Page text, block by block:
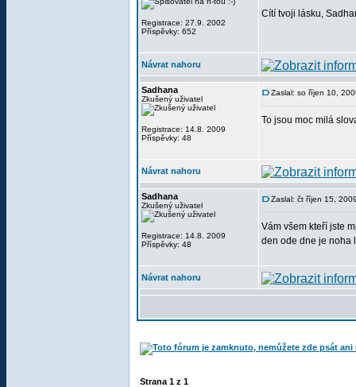
Registrace: 27.9. 2002
Příspěvky: 652
Cítí tvoji lásku,
Návrat nahoru
Sadhana
Zkušený uživatel
Registrace: 14.8. 2009
Příspěvky: 48
Zaslal: so říjen 10,
To jsou moc milá
Návrat nahoru
Sadhana
Zkušený uživatel
Registrace: 14.8. 2009
Příspěvky: 48
Zaslal: čt říjen 15,
Vám všem kteří jste
den ode dne je noha
Návrat nahoru
Strana 1 z 1